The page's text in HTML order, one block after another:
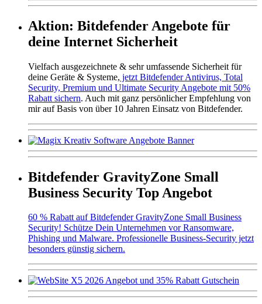
Aktion: Bitdefender Angebote für
deine Internet Sicherheit
Vielfach ausgezeichnete & sehr umfassende Sicherheit für
deine Geräte & Systeme, jetzt Bitdefender Antivirus, Total
Security, Premium und Ultimate Security Angebote mit 50%
Rabatt sichern. Auch mit ganz persönlicher Empfehlung von
mir auf Basis von über 10 Jahren Einsatz von Bitdefender.
Bitdefender GravityZone Small
Business Security Top Angebot
60 % Rabatt auf Bitdefender GravityZone Small Business
Security! Schütze Dein Unternehmen vor Ransomware,
Phishing und Malware. Professionelle Business-Security jetzt
besonders günstig sichern.